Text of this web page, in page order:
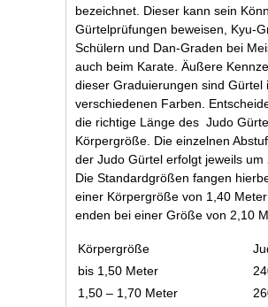
bezeichnet. Dieser kann sein
Gürtelprüfungen beweisen, Kyu-
Schülern und Dan-Graden bei
auch beim Karate. Äußere
dieser Graduierungen sind Gürtel
verschiedenen Farben.
die richtige Länge des Judo
Körpergröße. Die einzelnen
der Judo Gürtel erfolgt jeweils um
Die Standardgrößen fangen
einer Körpergröße von 1,40
enden bei einer Größe von 2,10
Körpergröße
bis 1,50 Meter
1,50 – 1,70 Meter